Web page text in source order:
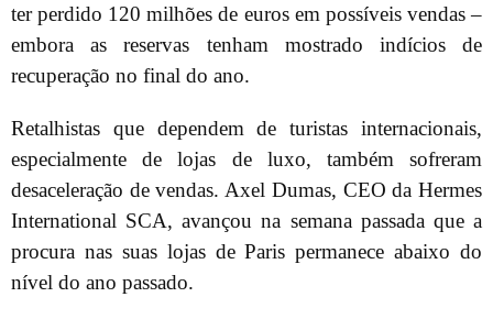
ter perdido 120 milhões de euros em possíveis vendas –
embora as reservas tenham mostrado indícios de
recuperação no final do ano.
Retalhistas que dependem de turistas internacionais,
especialmente de lojas de luxo, também sofreram
desaceleração de vendas. Axel Dumas, CEO da Hermes
International SCA, avançou na semana passada que a
procura nas suas lojas de Paris permanece abaixo do
nível do ano passado.